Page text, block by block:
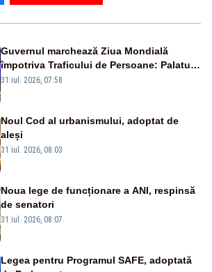
Guvernul marchează Ziua Mondială
împotriva Traficului de Persoane: Palatul
Victoria, iluminat în albastru
31 iul. 2026, 07:58
Noul Cod al urbanismului, adoptat de
aleși
31 iul. 2026, 08:03
Noua lege de funcționare a ANI, respinsă
de senatori
31 iul. 2026, 08:07
Legea pentru Programul SAFE, adoptată